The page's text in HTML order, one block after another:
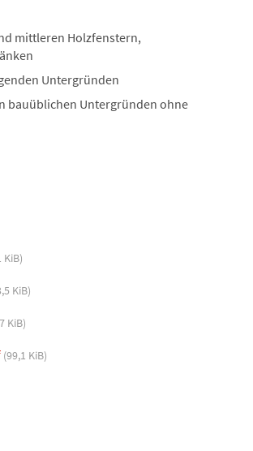
mittleren Holzfenstern,
Untergründen
bauüblichen Untergründen ohne
KiB)
KiB)
KiB)
(99,1 KiB)